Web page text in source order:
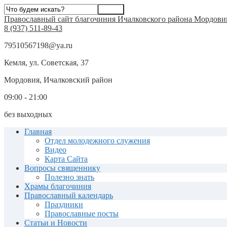
Православный сайт благочиния Ичалковского района
8 (937) 511-89-43
79510567198@ya.ru
Кемля, ул. Советская, 37
Мордовия, Ичалковский район
09:00 - 21:00
без выходных
Главная
Отдел молодежного служения
Видео
Карта Сайта
Вопросы священнику
Полезно знать
Храмы благочиния
Православный календарь
Праздники
Православные посты
Статьи и Новости